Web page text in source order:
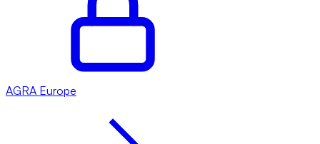
AGRA Europe